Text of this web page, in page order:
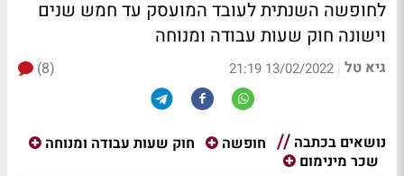
לחופשה השנתית לעובד המועסק עד חמש שנים
וישונה חוק שעות עבודה ומנוחה
גיא טל |
13/02/2022 21:19
(8)
נושאים בכתבה חופשה
חוק שעות עבודה ומנוחה
שכר מינימום